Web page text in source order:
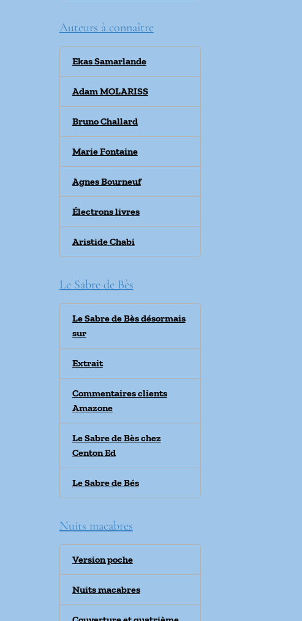
Auteurs à connaître
Ekas Samarlande
Adam MOLARISS
Bruno Challard
Marie Fontaine
Agnes Bourneuf
Électrons livres
Aristide Chabi
Le Sabre de Bès
Le Sabre de Bès désormais
sur
Extrait
Commentaires clients
Amazone
Le Sabre de Bès chez
Centon Ed
Le Sabre de Bés
Nuits macabres
Version poche
Nuits macabres